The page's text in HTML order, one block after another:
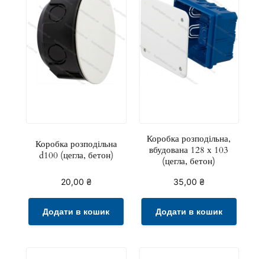
Коробка розподільна
d100 (цегла, бетон)
20,00 ₴
Додати в кошик
Коробка розподільна,
вбудована 128 х 103
(цегла, бетон)
35,00 ₴
Додати в кошик